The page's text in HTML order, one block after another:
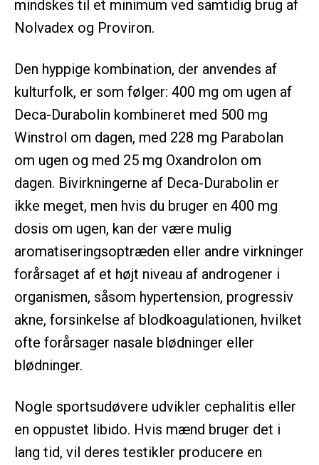
mindskes til et minimum ved samtidig brug af
Nolvadex og Proviron.
Den hyppige kombination, der anvendes af
kulturfolk, er som følger: 400 mg om ugen af
Deca-Durabolin kombineret med 500 mg
Winstrol om dagen, med 228 mg Parabolan
om ugen og med 25 mg Oxandrolon om
dagen. Bivirkningerne af Deca-Durabolin er
ikke meget, men hvis du bruger en 400 mg
dosis om ugen, kan der være mulig
aromatiseringsoptræden eller andre virkninger
forårsaget af et højt niveau af androgener i
organismen, såsom hypertension, progressiv
akne, forsinkelse af blodkoagulationen, hvilket
ofte forårsager nasale blødninger eller
blødninger.
Nogle sportsudøvere udvikler cephalitis eller
en oppustet libido. Hvis mænd bruger det i
lang tid, vil deres testikler producere en